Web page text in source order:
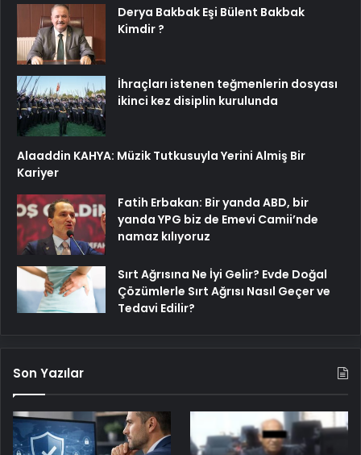
Derya Bakbak Eşi Bülent Bakbak
Kimdir ?
İhraçları istenen teğmenlerin dosyası
ikinci kez disiplin kurulunda
Alaaddin KAHYA: Müzik Tutkusuyla Yerini Almiş Bir
Kariyer
Fatih Erbakan: Bir yanda ABD, bir
yanda YPG biz de Emevi Camii’nde
namaz kılıyoruz
Sırt Ağrısına Ne İyi Gelir? Evde Doğal
Çözümlerle Sırt Ağrısı Nasıl Geçer ve
Tedavi Edilir?
Son Yazılar